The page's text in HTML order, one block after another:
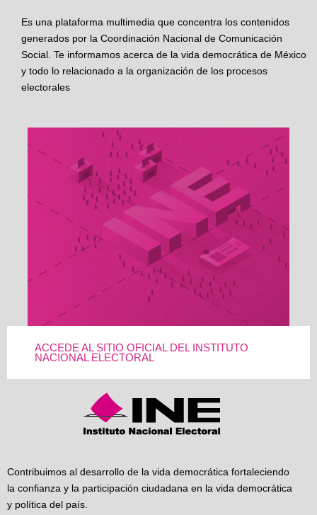
Es una plataforma multimedia que concentra los contenidos
generados por la Coordinación Nacional de Comunicación
Social. Te informamos acerca de la vida democrática de México
y todo lo relacionado a la organización de los procesos
electorales
ACCEDE AL SITIO OFICIAL DEL INSTITUTO
NACIONAL ELECTORAL
Contribuimos al desarrollo de la vida democrática fortaleciendo
la confianza y la participación ciudadana en la vida democrática
y política del país.